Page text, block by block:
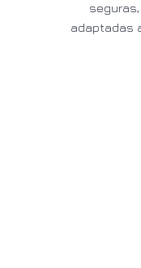
adaptadas